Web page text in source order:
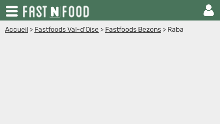
Accueil > Fastfoods Val-d'Oise > Fastfoods Bezons > Raba